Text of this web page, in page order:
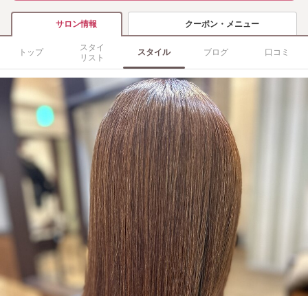
サロン情報 クーポン・メニュー
トップ
スタイ
リスト
スタイル ブログ 口コミ